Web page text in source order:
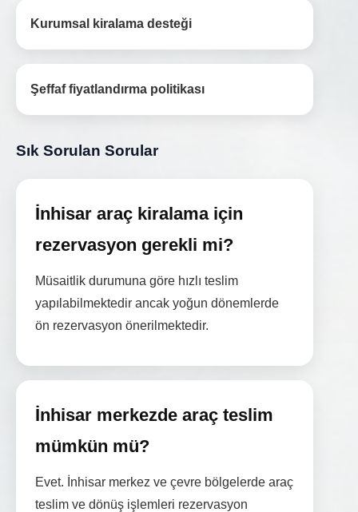
Kurumsal kiralama desteği
Şeffaf fiyatlandırma politikası
Sık Sorulan Sorular
İnhisar araç kiralama için
rezervasyon gerekli mi?
Müsaitlik durumuna göre hızlı teslim
yapılabilmektedir ancak yoğun dönemlerde
ön rezervasyon önerilmektedir.
İnhisar merkezde araç teslim
mümkün mü?
Evet. İnhisar merkez ve çevre bölgelerde araç
teslim ve dönüş işlemleri rezervasyon